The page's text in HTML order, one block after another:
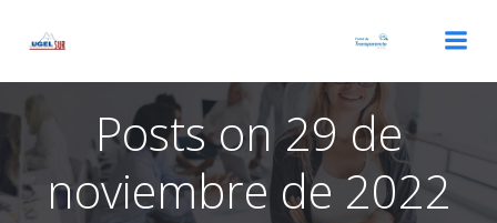
Posts on 29 de
noviembre de 2022